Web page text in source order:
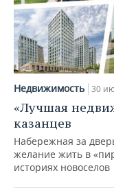
Недвижимость 30
«Лучшая
казанцев
Набережная за
желание жить в
историях новоселов